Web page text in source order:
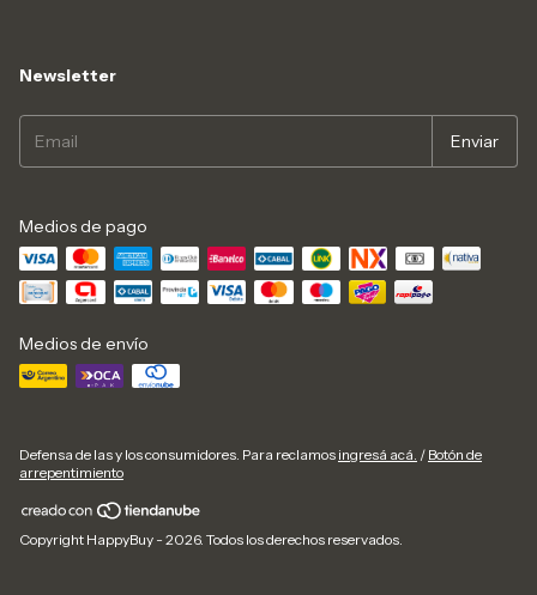
Newsletter
Medios de pago
Medios de envío
Defensa de las y los consumidores. Para reclamos ingresá acá. / Botón de
arrepentimiento
Copyright HappyBuy - 2026. Todos los derechos reservados.